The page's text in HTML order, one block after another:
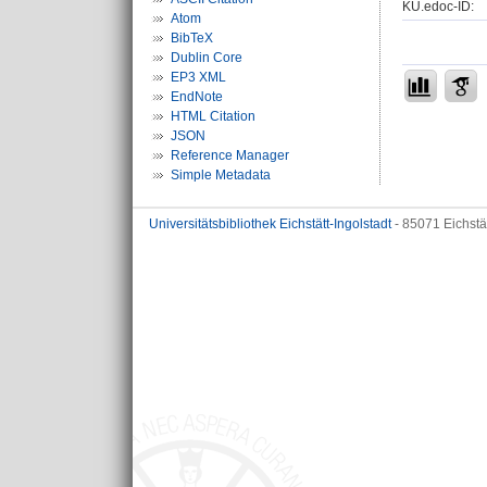
Atom
BibTeX
Dublin Core
EP3 XML
EndNote
HTML Citation
JSON
Reference Manager
Simple Metadata
KU.edoc-ID:
Universitätsbibliothek Eichstätt-Ingolstadt- 85071